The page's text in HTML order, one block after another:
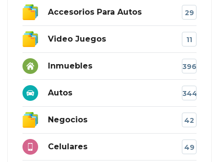
Accesorios Para Autos 29
Video Juegos 11
Inmuebles 396
Autos 344
Negocios 42
Celulares 49